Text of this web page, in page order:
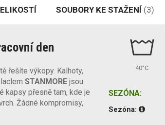
SOUBORY KE STAŽENÍ (3)
den
řešíte výkopy. Kalhoty,
STANMORE jsou
kapsy přesně tam, kde je
Žádné kompromisy,
40°C
SEZÓNA:
Sezóna: